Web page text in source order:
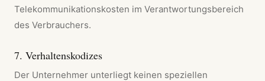
Telekommunikationskosten im Verantwortungsbereich
des Verbrauchers.
7. Verhaltenskodizes
Der Unternehmer unterliegt keinen speziellen